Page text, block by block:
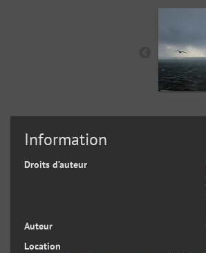
Information
Droits d’auteur
Auteur
Location